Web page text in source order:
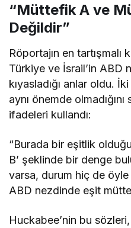
“Müttefik A ve
Değildir”
Röportajın en tartışmalı
Türkiye ve İsrail’in ABD
kıyasladığı anlar oldu.
aynı önemde
ifadeleri kullandı:
“Burada bir eşitlik
B’ şeklinde bir denge
varsa, durum hiç de
ABD nezdinde eşit
Huckabee’nin bu